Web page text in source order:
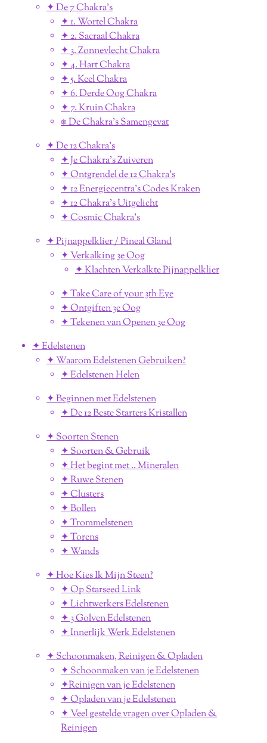
✦ De 7 Chakra's
✦ 1. Wortel Chakra
✦ 2. Sacraal Chakra
✦ 3. Zonnevlecht Chakra
✦ 4. Hart Chakra
✦ 5. Keel Chakra
✦ 6. Derde Oog Chakra
✦ 7. Kruin Chakra
⎈ De Chakra's Samengevat
✦ De 12 Chakra's
✦ Je Chakra's Zuiveren
✦ Ontgrendel de 12 Chakra's
✦ 12 Energiecentra's Codes Kraken
✦ 12 Chakra's Uitgelicht
✦ Cosmic Chakra's
✦ Pijnappelklier / Pineal Gland
✦ Verkalking 3e Oog
✦ Klachten Verkalkte Pijnappelklier
✦ Take Care of your 3th Eye
✦ Ontgiften 3e Oog
✦ Tekenen van Openen 3e Oog
✦ Edelstenen
✦ Waarom Edelstenen Gebruiken?
✦ Edelstenen Helen
✦ Beginnen met Edelstenen
✦ De 12 Beste Starters Kristallen
✦ Soorten Stenen
✦ Soorten & Gebruik
✦ Het begint met .. Mineralen
✦ Ruwe Stenen
✦ Clusters
✦ Bollen
✦ Trommelstenen
✦ Torens
✦ Wands
✦ Hoe Kies Ik Mijn Steen?
✦ Op Starseed Link
✦ Lichtwerkers Edelstenen
✦ 3 Golven Edelstenen
✦ Innerlijk Werk Edelstenen
✦ Schoonmaken, Reinigen & Opladen
✦ Schoonmaken van je Edelstenen
✦Reinigen van je Edelstenen
✦ Opladen van je Edelstenen
✦ Veel gestelde vragen over Opladen &
Reinigen